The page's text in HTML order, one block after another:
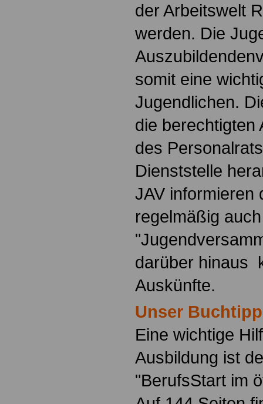
der Arbeitswelt
werden. Die
somit eine
Jugendlichen.
die berechtigten
des
Dienststelle
JAV informieren
regelmäßig
darüber hinaus
Auskünfte.
Unser Buchtipp
Eine wichtige
Ausbildung ist
"BerufsStart im